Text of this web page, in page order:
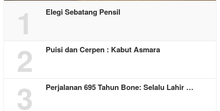
1 Elegi Sebatang Pensil
2 Puisi dan Cerpen : Kabut Asmara
3 Perjalanan 695 Tahun Bone: Selalu Lahir …